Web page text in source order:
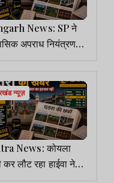
News: SP ने
अपराध नियंत्रण
लंबित मामलों में
कार्रवाई पर जोर
न्यूज़
News: कोयला
कर लौट रहा हाईवा ने
जवान को रौंदा, मौत